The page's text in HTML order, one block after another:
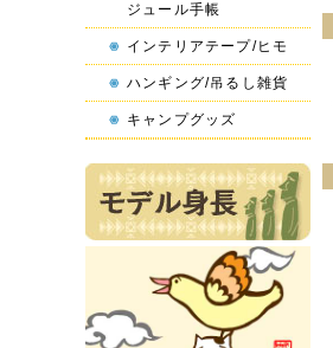
ジュール手帳
インテリアテープ/ヒモ
ハンギング/吊るし雑貨
キャンプグッズ